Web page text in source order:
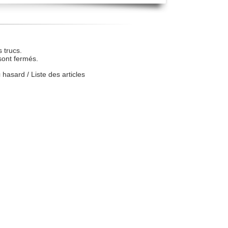
trucs.
fermés.
hasard / Liste des articles